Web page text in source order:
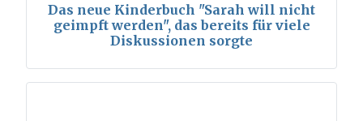
Das neue Kinderbuch "Sarah will nicht
geimpft werden", das bereits für viele
Diskussionen sorgte